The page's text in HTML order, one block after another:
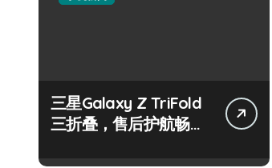
三星Galaxy Z TriFold
三折叠，售后护航畅享